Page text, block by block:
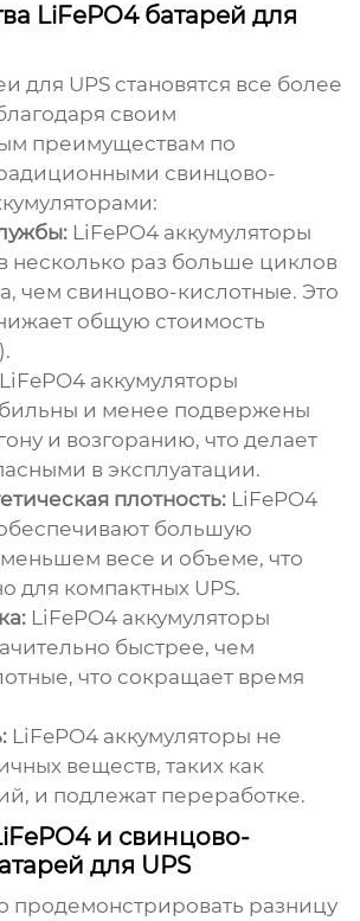
LiFePO4 батарей для
для UPS становятся все более
своим
преимуществам по
свинцово-
LiFePO4 аккумуляторы
несколько раз больше циклов
чем свинцово-кислотные. Это
общую стоимость
LiFePO4 аккумуляторы
и менее подвержены
и возгоранию, что делает
в эксплуатации.
плотность: LiFePO4
большую
весе и объеме, что
для компактных UPS.
LiFePO4 аккумуляторы
быстрее, чем
что сокращает время
LiFePO4 аккумуляторы не
веществ, таких как
и подлежат переработке.
и свинцово-
для UPS
продемонстрировать разницу